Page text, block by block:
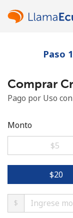
¿Ya
Paso
Comprar
Pago por Uso
Monto
⁦$5⁩
⁦$20⁩
$